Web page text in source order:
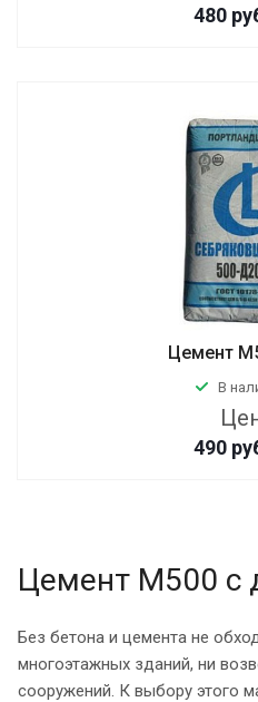
480
Цемент
В
490
Цемент М500 с
Без бетона и цемента не
многоэтажных зданий, ни
сооружений. К выбору этого